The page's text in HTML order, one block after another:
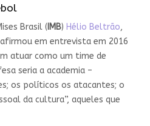
Brasil ( IMB) Hélio Beltrão,
em entrevista em 2016
atuar como um time de
seria a academia –
os políticos os atacantes; o
da cultura”, aqueles que